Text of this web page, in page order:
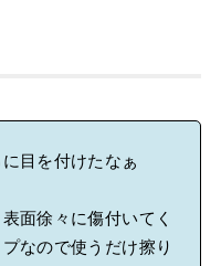
目を付けたなぁ
面徐々に傷付いてく
なので使うだけ擦り